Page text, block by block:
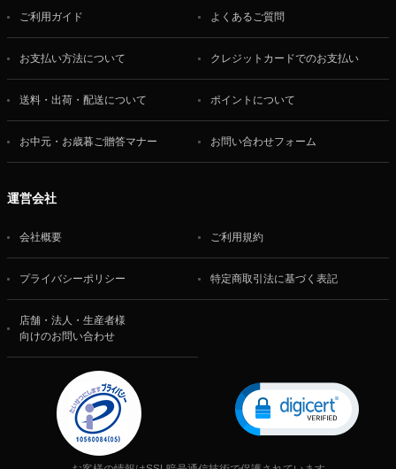
ご利用ガイド よくあるご質問
お支払い方法について クレジットカードでのお支払い
送料・出荷・配送について ポイントについて
お中元・お歳暮ご贈答マナー お問い合わせフォーム
運営会社
会社概要 ご利用規約
プライバシーポリシー 特定商取引法に基づく表記
店舗・法人・生産者様
向けのお問い合わせ